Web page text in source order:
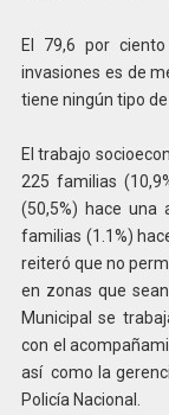
El 79,6 por
invasiones es de
tiene ningún tipo de
El trabajo
225 familias
(50,5%) hace una
familias (1.1%)
reiteró que no
en zonas que
Municipal se
con el
así como la
Policía Nacional.